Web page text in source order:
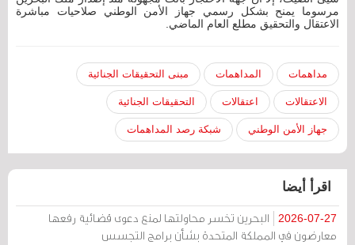
مرسوما يمنح بشكل رسمي جهاز الأمن الوطني صلاحيات مباشرة
الاعتقال والتحقيق مطلع العام الماضي.
مداهمات المداهمات مبنى التحقيقات الجنائية
الاعتقالات اعتقالات التحقيقات الجنائية
جهاز الأمن الوطني شبكة رصد المداهمات
اقرأ أيضا
2026-07-27
البحرين تخسر محاولتها لمنع دعوى قضائية رفعها
معارضون في المملكة المتحدة بشأن برامج التجسس